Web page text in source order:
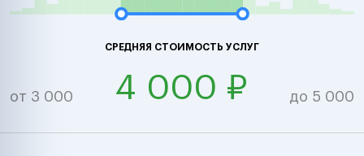
СРЕДНЯЯ СТОИМОСТЬ УСЛУГ
от 3 000 4 000 ₽ до 5 000